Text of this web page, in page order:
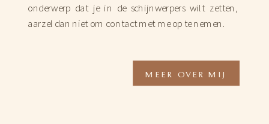
MEER OVER MIJ
onderwerp dat je in de schijnwerpers wilt zetten,
aarzel dan niet om contact met me op te nemen.